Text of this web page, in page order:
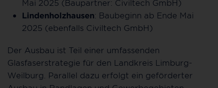
Mai 2025 (Baupartner: Civiltech GmbH)
Lindenholzhausen: Baubeginn ab Ende Mai
2025 (ebenfalls Civiltech GmbH)
Der Ausbau ist Teil einer umfassenden
Glasfaserstrategie für den Landkreis Limburg-
Weilburg. Parallel dazu erfolgt ein geförderter